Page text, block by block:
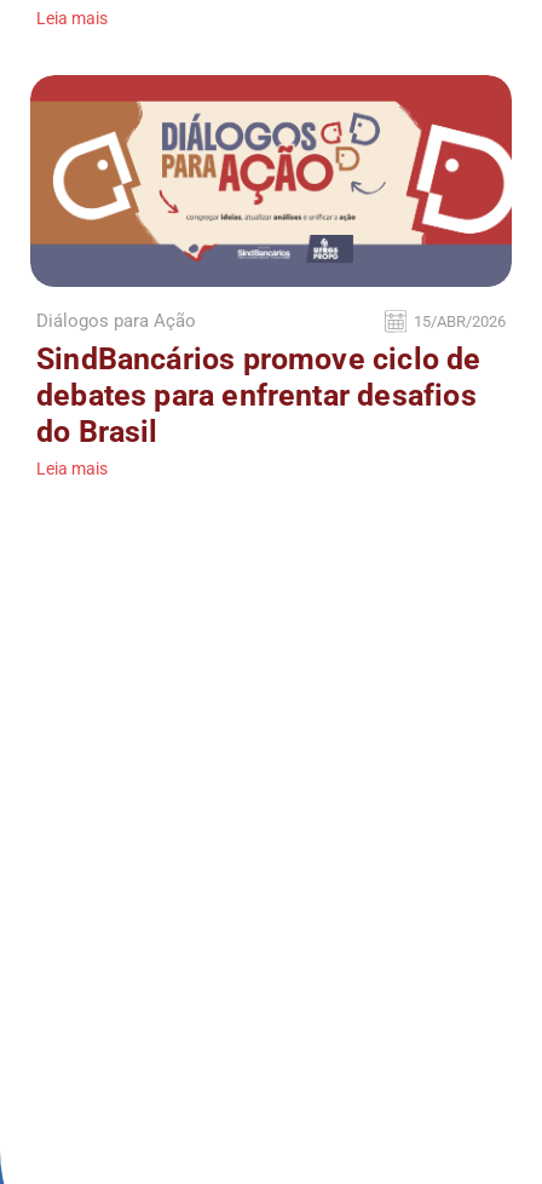
Leia mais
Diálogos para Ação 15/ABR/2026
SindBancários promove ciclo de
debates para enfrentar desafios
do Brasil
Leia mais